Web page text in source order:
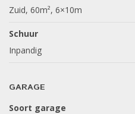
Zuid, 60m², 6×10m
Schuur
Inpandig
GARAGE
Soort garage